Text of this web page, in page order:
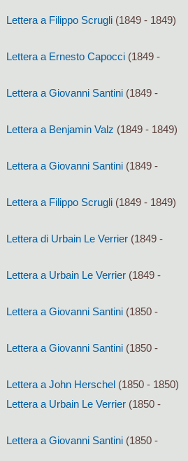
Lettera a Filippo Scrugli (1849 - 1849)
Lettera a Ernesto Capocci (1849 -
Lettera a Giovanni Santini (1849 -
Lettera a Benjamin Valz (1849 - 1849)
Lettera a Giovanni Santini (1849 -
Lettera a Filippo Scrugli (1849 - 1849)
Lettera di Urbain Le Verrier (1849 -
Lettera a Urbain Le Verrier (1849 -
Lettera a Giovanni Santini (1850 -
Lettera a Giovanni Santini (1850 -
Lettera a John Herschel (1850 - 1850)
Lettera a Urbain Le Verrier (1850 -
Lettera a Giovanni Santini (1850 -